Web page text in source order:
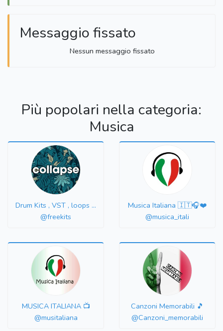
Messaggio fissato
Nessun messaggio fissato
Più popolari nella categoria:
Musica
Drum Kits , VST , loops ...
@freekits
Musica Italiana 🇮🇹🎧❤️
@musica_itali
MUSICA ITALIANA 📺
@musitaliana
Canzoni Memorabili 🎵
@Canzoni_memorabili